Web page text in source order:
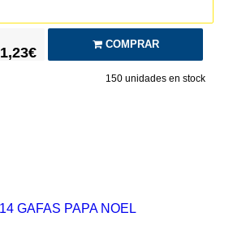
1,23€
COMPRAR
150unidades en stock